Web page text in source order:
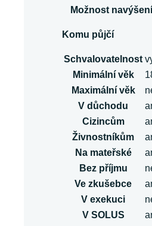
Možnost navýšení
Komu půjčí
Schvalovatelnost
Minimální věk
Maximální věk
V důchodu
Cizincům
Živnostníkům
Na mateřské
Bez příjmu
Ve zkušebce
V exekuci
V SOLUS